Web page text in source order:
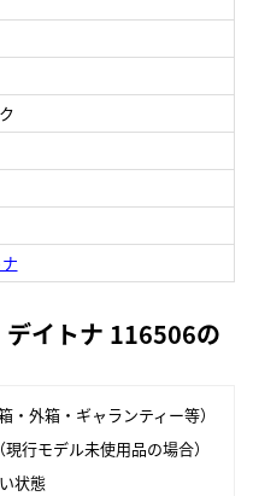
デイトナ 116506の
外箱・ギャランティー等）
行モデル未使用品の場合）
状態